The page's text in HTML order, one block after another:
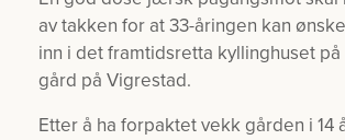
av takken for at 33-åringen kan
inn i det framtidsretta kyllinghuset på
gård på Vigrestad.
Etter å ha forpaktet vekk gården i 14